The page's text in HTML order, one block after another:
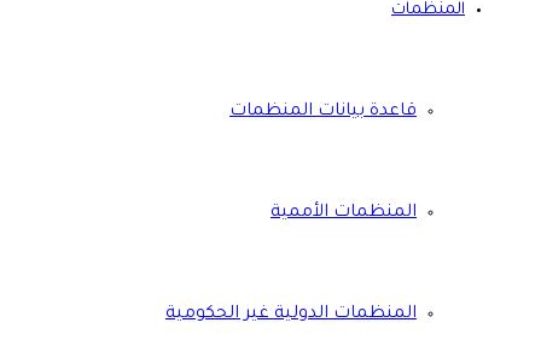
المنظمات
قاعدة بيانات المنظمات
المنظمات الأممية
المنظمات الدولية غير الحكومية